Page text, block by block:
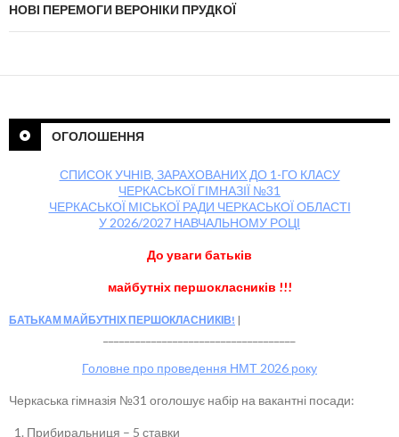
НОВІ ПЕРЕМОГИ ВЕРОНІКИ ПРУДКОЇ
ОГОЛОШЕННЯ
СПИСОК УЧНІВ, ЗАРАХОВАНИХ ДО 1-ГО КЛАСУ
ЧЕРКАСЬКОЇ ГІМНАЗІЇ №31
ЧЕРКАСЬКОЇ МІСЬКОЇ РАДИ ЧЕРКАСЬКОЇ ОБЛАСТІ
У 2026/2027 НАВЧАЛЬНОМУ РОЦІ
До уваги батьків
майбутніх першокласників !!!
БАТЬКАМ МАЙБУТНІХ ПЕРШОКЛАСНИКІВ!
Головне про проведення НМТ 2026 року
Черкаська гімназія №31 оголошує набір на вакантні посади:
Прибиральниця – 5 ставки